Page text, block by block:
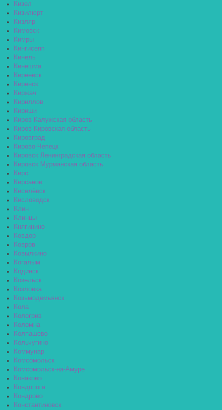
Кизел
Кизилюрт
Кизляр
Кимовск
Кимры
Кингисепп
Кинель
Кинешма
Киреевск
Киренск
Киржач
Кириллов
Кириши
Киров Калужская область
Киров Кировская область
Кировград
Кирово-Чепецк
Кировск Ленинградская область
Кировск Мурманская область
Кирс
Кирсанов
Киселёвск
Кисловодск
Клин
Клинцы
Княгинино
Ковдор
Ковров
Ковылкино
Когалым
Кодинск
Козельск
Козловка
Козьмодемьянск
Кола
Кологрив
Коломна
Колпашево
Кольчугино
Коммунар
Комсомольск
Комсомольск-на-Амуре
Конаково
Кондопога
Кондрово
Константиновск